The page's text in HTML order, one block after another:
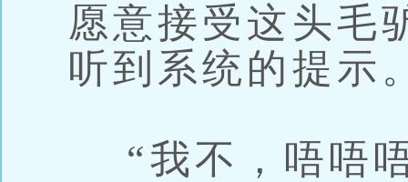
愿意接受这头毛
听到系统的提示
“我不，唔唔